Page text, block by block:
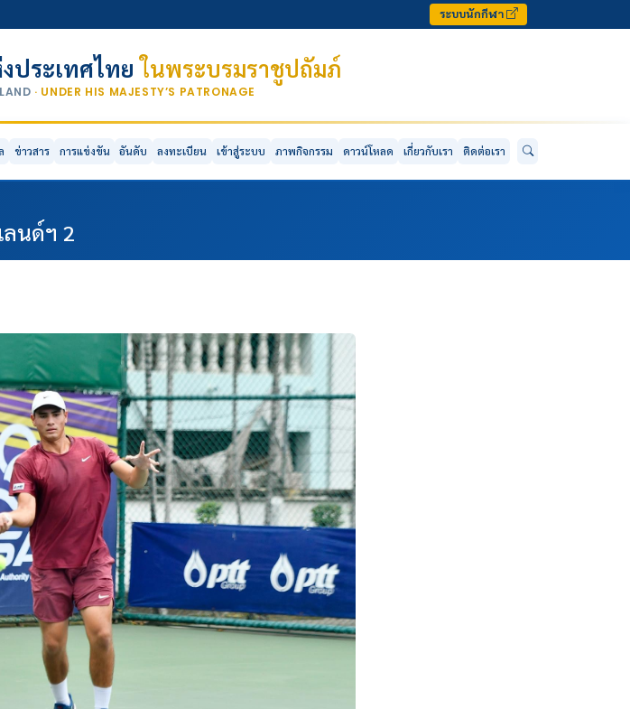
ระบบนักกีฬา
ประเทศไทยในพระบรมราชูปถัมภ์
· UNDER HIS MAJESTY’S PATRONAGE
ข่าวสาร การแข่งขัน อันดับ ลงทะเบียน เข้าสู่ระบบ ภาพกิจกรรม ดาวน์โหลด เกี่ยวกับเรา ติดต่อเรา
นด์ฯ 2